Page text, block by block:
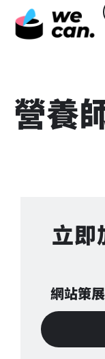
營養
立即
網站策